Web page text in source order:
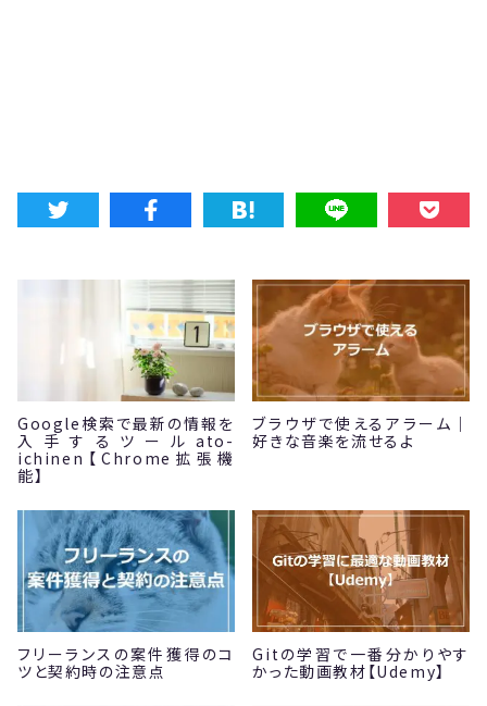
Google検索で最新の情報を
入手するツールato-
ichinen【Chrome拡張機
能】
ブラウザで使えるアラーム｜
好きな音楽を流せるよ
フリーランスの案件獲得のコ
ツと契約時の注意点
Gitの学習で一番分かりやす
かった動画教材【Udemy】